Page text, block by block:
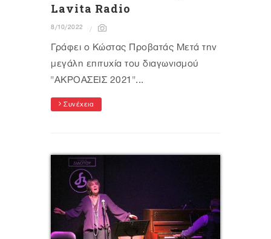
Lavita Radio
8/10/2022
Γράφει ο Κώστας Προβατάς Μετά την
μεγάλη επιτυχία του διαγωνισμού
"ΑΚΡΟΑΣΕΙΣ 2021"...
Συνέχεια